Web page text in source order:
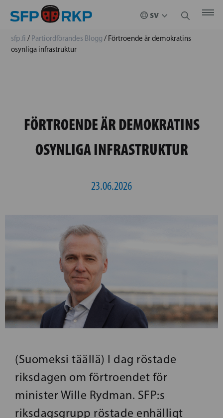
sfp.fi / Partiordförandes Blogg / Förtroende är demokratins
osynliga infrastruktur
FÖRTROENDE ÄR DEMOKRATINS
OSYNLIGA INFRASTRUKTUR
23.06.2026
(Suomeksi täällä) I dag röstade
riksdagen om förtroendet för
minister Wille Rydman. SFP:s
riksdagsgrupp röstade enhälligt